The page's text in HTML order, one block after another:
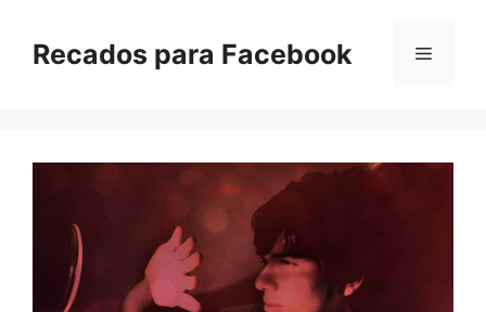
paraRecados para Facebook Menu